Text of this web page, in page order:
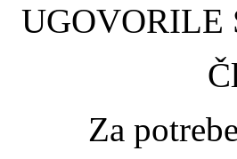
UGOVORILE
Za